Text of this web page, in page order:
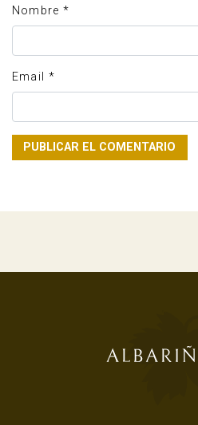
Nombre *
Email *